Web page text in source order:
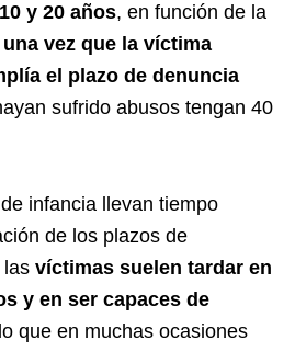
y 20 años, en función de la
una vez que la víctima
el plazo de denuncia
sufrido abusos tengan 40
infancia llevan tiempo
de los plazos de
las víctimas suelen tardar en
y en ser capaces de
que en muchas ocasiones